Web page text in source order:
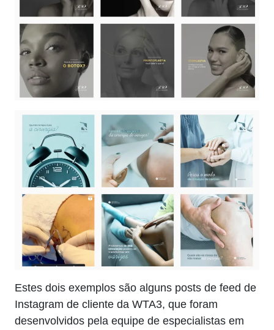
Estes dois exemplos são alguns posts de feed de
Instagram de cliente da WTA3, que foram
desenvolvidos pela equipe de especialistas em